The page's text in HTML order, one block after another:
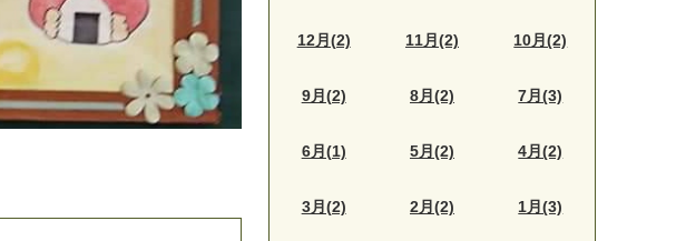
12月(2) 11月(2) 10月(2)
9月(2) 8月(2) 7月(3)
6月(1) 5月(2) 4月(2)
3月(2) 2月(2) 1月(3)